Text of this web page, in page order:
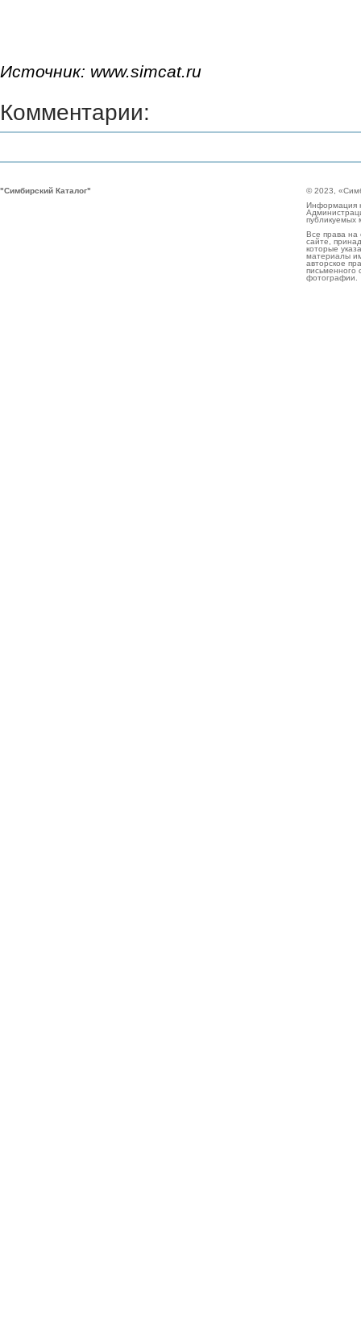
Источник: www.simcat.ru
Комментарии:
"Симбирский Каталог"
© 2023,
Информация
публикуемых
Все права
сайте,
которые
материалы
авторское
письменного
фотографии.